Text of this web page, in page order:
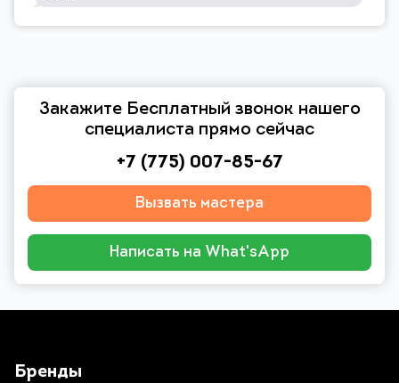
Закажите Бесплатный звонок нашего
специалиста прямо сейчас
+7 (775) 007-85-67
Вызвать мастера
Написать на What'sApp
Бренды